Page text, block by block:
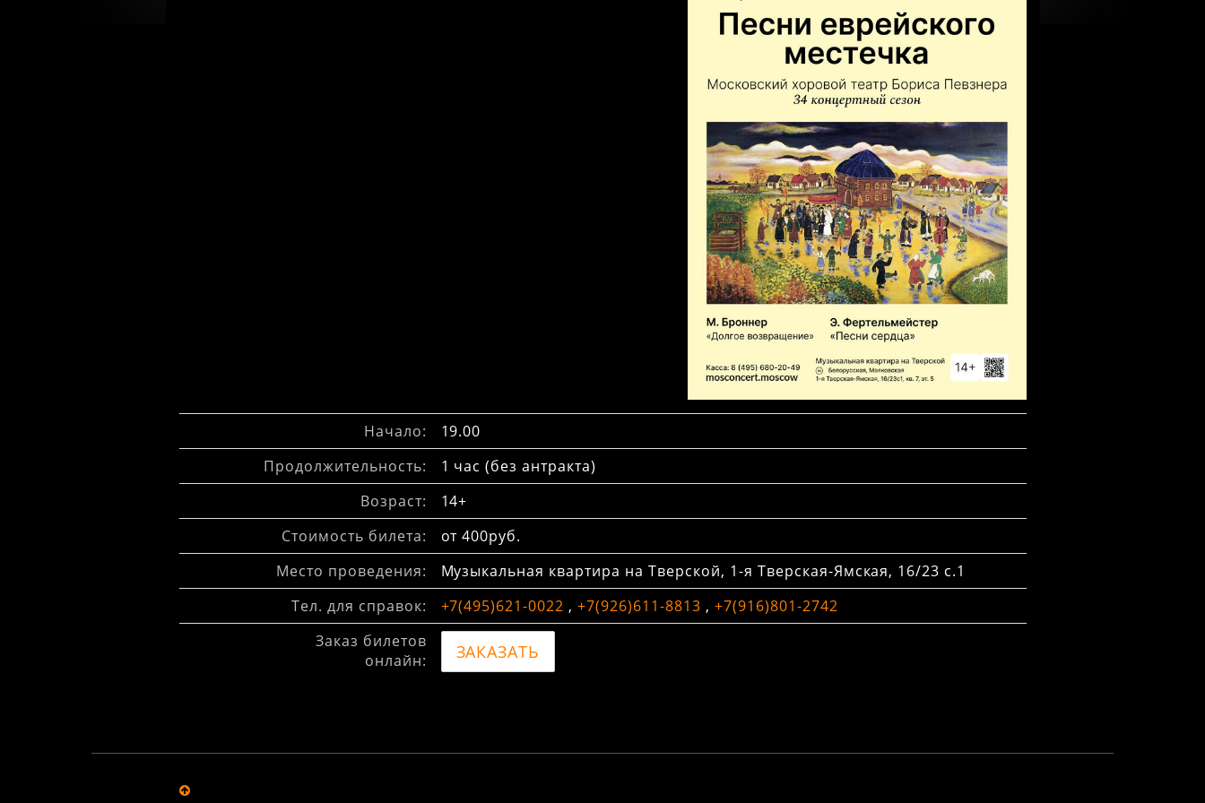
Начало:
19.00
Продолжительность:
1 час (без антракта)
Возраст:
14+
Стоимость билета:
от 400руб.
Место проведения:
Музыкальная квартира на Тверской, 1-я Тверская-Ямская, 16/23 с.1
Тел. для справок:
+7(495)621-0022 ,+7(926)611-8813 , +7(916)801-2742
Заказ билетов
онлайн:
ЗАКАЗАТЬ